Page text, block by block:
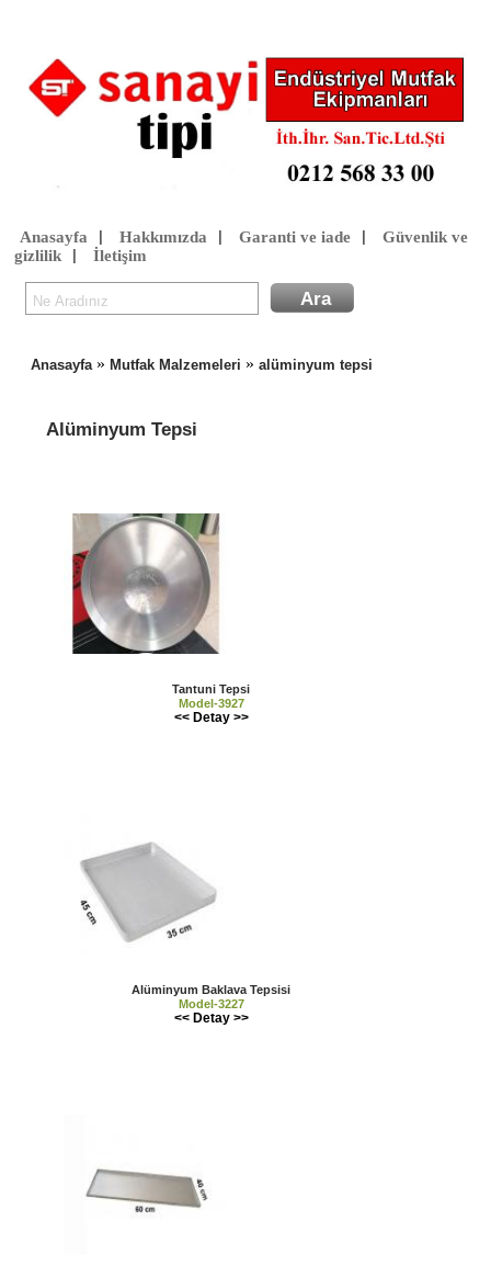
Anasayfa Hakkımızda Garanti ve iade
Güvenlik ve
gizlilik| İletişim
Anasayfa » Mutfak Malzemeleri » alüminyum tepsi
Alüminyum Tepsi
Tantuni Tepsi
Model-3927
<< Detay >>
Alüminyum Baklava Tepsisi
Model-3227
<< Detay >>